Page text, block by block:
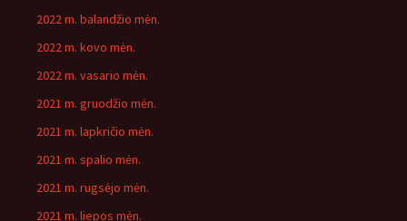
2022 m. balandžio mėn.
2022 m. kovo mėn.
2022 m. vasario mėn.
2021 m. gruodžio mėn.
2021 m. lapkričio mėn.
2021 m. spalio mėn.
2021 m. rugsėjo mėn.
2021 m. liepos mėn.